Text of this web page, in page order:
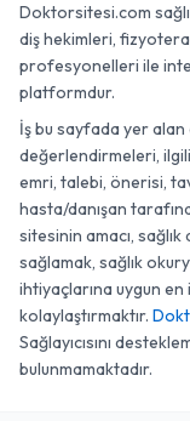
Doktorsitesi.com
diş hekimleri,
profesyonelleri ile
platformdur.
İş bu sayfada yer
değerlendirmeleri,
emri, talebi, önerisi,
hasta/danışan
sitesinin amacı,
sağlamak, sağlık
ihtiyaçlarına uygun en
kolaylaştırmaktır.
Sağlayıcısını
bulunmamaktadır.